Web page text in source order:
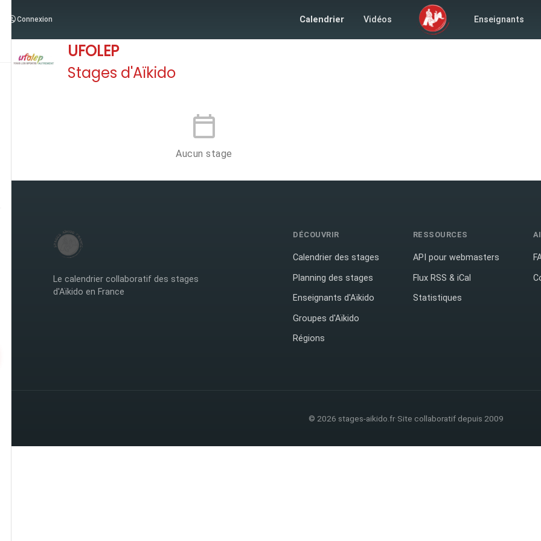
Connexion Calendrier Vidéos Enseignants
UFOLEP
Stages d'Aïkido
Aucun stage
Le calendrier collaboratif des stages
d'Aïkido en France
DÉCOUVRIR
Calendrier des stages
Planning des stages
Enseignants d'Aïkido
Groupes d'Aïkido
Régions
RESSOURCES
API pour webmasters
Flux RSS & iCal
Statistiques
© 2026 stages-aikido.fr·Site collaboratif depuis 2009